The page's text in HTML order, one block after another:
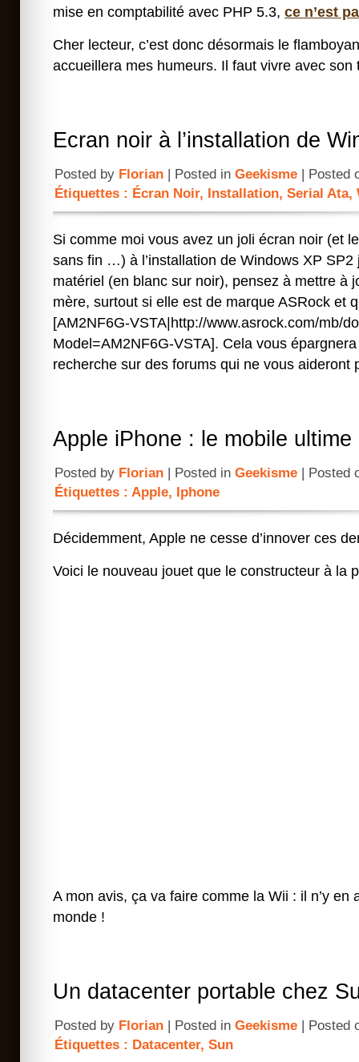
mise en comptabilité avec PHP 5.3, ce n’est
Cher lecteur, c’est donc désormais le
accueillera mes humeurs. Il faut vivre avec
Ecran noir à l’installation de
Posted by Florian | Posted in Geekisme | Posted
Étiquettes : Écran Noir, Installation, Serial Ata,
Si comme moi vous avez un joli écran noir (et
sans fin …) à l’installation de Windows XP SP2
matériel (en blanc sur noir), pensez à mettre à
mère, surtout si elle est de marque ASRock et
[AM2NF6G-VSTA|http://www.asrock.com/mb/
Model=AM2NF6G-VSTA]. Cela vous
recherche sur des forums qui ne vous aideront
Apple iPhone : le mobile ultime
Posted by Florian | Posted in Geekisme | Posted
Étiquettes : Apple, Iphone
Décidemment, Apple ne cesse d’innover ces
Voici le nouveau jouet que le constructeur à la
A mon avis, ça va faire comme la Wii : il n’y en
monde !
Un datacenter portable chez
Posted by Florian | Posted in Geekisme | Posted
Étiquettes : Datacenter, Sun